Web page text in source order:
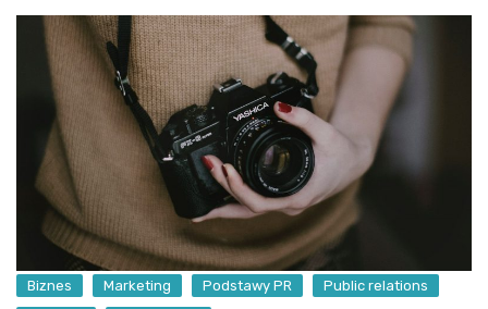
Biznes Marketing Podstawy PR
Public relations